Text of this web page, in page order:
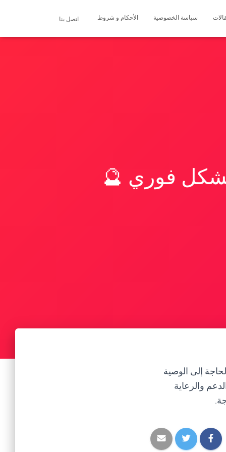
سياسة الخصوصية الأحكام و شروط اتصل بنا
فوري 🔮
إلى الوصية
والرعاية